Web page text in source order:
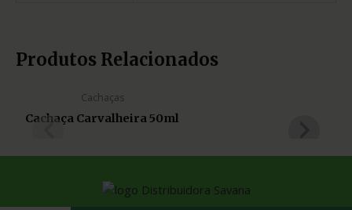
Produtos Relacionados
Cachaças
Cachaça Carvalheira 50ml